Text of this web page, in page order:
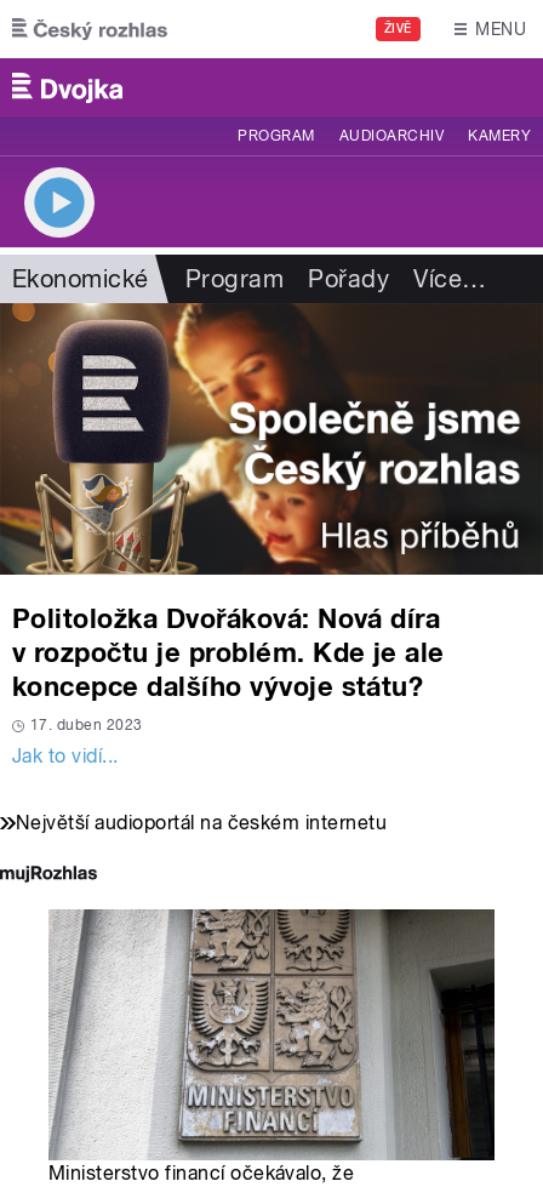
Přejít k hlavnímu obsahu
ŽIVĚ MENU
PROGRAM AUDIOARCHIV KAMERY
Ekonomické Program Pořady Více…
Politoložka Dvořáková: Nová díra
v rozpočtu je problém. Kde je ale
koncepce dalšího vývoje státu?
17. duben 2023
Jak to vidí...
Největší audioportál na českém internetu
Ministerstvo financí očekávalo, že